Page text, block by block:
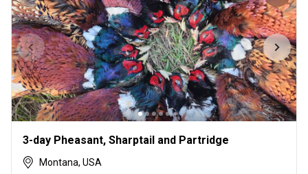
3-day Pheasant, Sharptail and Partridge
Montana, USA